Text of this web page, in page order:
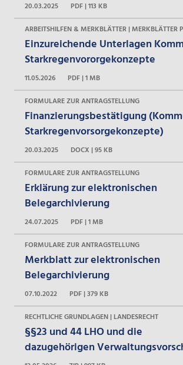
20.03.2025
PDF | 113 KB
ARBEITSHILFEN & MERKBLÄTTER | MERKBLÄTTER
Einzureichende Unterlagen
Starkregenvororgekonzepte
11.05.2026
PDF | 1 MB
FORMULARE ZUR ANTRAGSTELLUNG
Finanzierungsbestätigung
Starkregenvorsorgekonzepte)
20.03.2025
DOCX | 95 KB
FORMULARE ZUR ANTRAGSTELLUNG
Erklärung zur elektronischen
Belegarchivierung
24.07.2025
PDF | 1 MB
FORMULARE ZUR ANTRAGSTELLUNG
Merkblatt zur elektronischen
Belegarchivierung
07.10.2022
PDF | 379 KB
RECHTLICHE GRUNDLAGEN | LANDESRECHT
§§23 und 44 LHO und die
dazugehörigen